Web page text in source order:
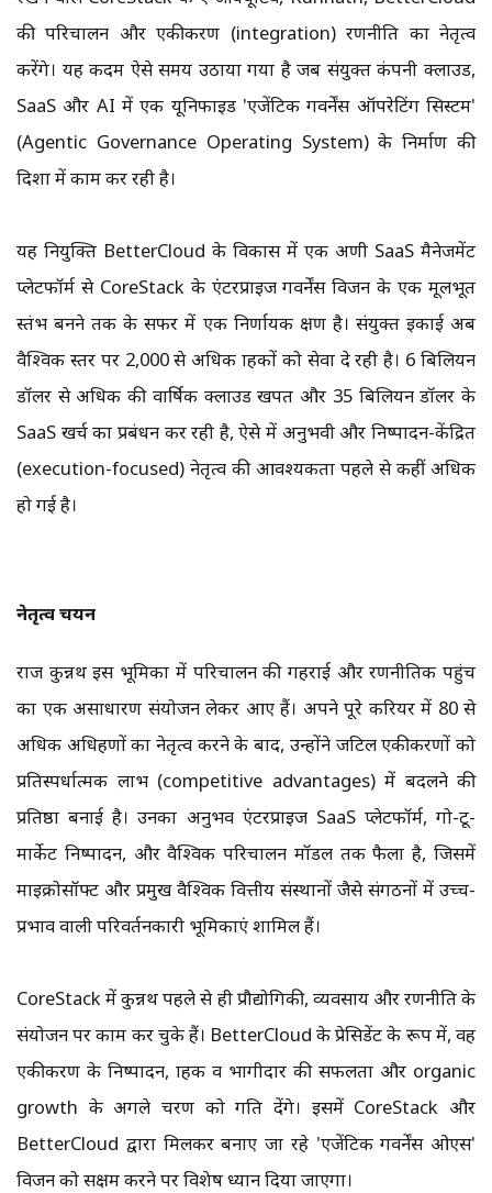
की परिचालन और एकीकरण (integration) रणनीति का नेतृत्व
करेंगे। यह कदम ऐसे समय उठाया गया है जब संयुक्त कंपनी क्लाउड,
SaaS और AI में एक यूनिफाइड 'एजेंटिक गवर्नेंस ऑपरेटिंग सिस्टम'
(Agentic Governance Operating System) के निर्माण की
दिशा में काम कर रही है।
यह नियुक्ति BetterCloud के विकास में एक अग्रणी SaaS मैनेजमेंट
प्लेटफॉर्म से CoreStack के एंटरप्राइज गवर्नेंस विजन के एक मूलभूत
स्तंभ बनने तक के सफर में एक निर्णायक क्षण है। संयुक्त इकाई अब
वैश्विक स्तर पर 2,000 से अधिक ग्राहकों को सेवा दे रही है। 6 बिलियन
डॉलर से अधिक की वार्षिक क्लाउड खपत और 35 बिलियन डॉलर के
SaaS खर्च का प्रबंधन कर रही है, ऐसे में अनुभवी और निष्पादन-केंद्रित
(execution-focused) नेतृत्व की आवश्यकता पहले से कहीं अधिक
हो गई है।
नेतृत्व चयन
राज कुन्नथ इस भूमिका में परिचालन की गहराई और रणनीतिक पहुंच
का एक असाधारण संयोजन लेकर आए हैं। अपने पूरे करियर में 80 से
अधिक अधिग्रहणों का नेतृत्व करने के बाद, उन्होंने जटिल एकीकरणों को
प्रतिस्पर्धात्मक लाभ (competitive advantages) में बदलने की
प्रतिष्ठा बनाई है। उनका अनुभव एंटरप्राइज SaaS प्लेटफॉर्म, गो-टू-
मार्केट निष्पादन, और वैश्विक परिचालन मॉडल तक फैला है, जिसमें
माइक्रोसॉफ्ट और प्रमुख वैश्विक वित्तीय संस्थानों जैसे संगठनों में उच्च-
प्रभाव वाली परिवर्तनकारी भूमिकाएं शामिल हैं।
CoreStack में कुन्नथ पहले से ही प्रौद्योगिकी, व्यवसाय और रणनीति के
संयोजन पर काम कर चुके हैं। BetterCloud के प्रेसिडेंट के रूप में, वह
एकीकरण के निष्पादन, ग्राहक व भागीदार की सफलता और organic
growth के अगले चरण को गति देंगे। इसमें CoreStack और
BetterCloud द्वारा मिलकर बनाए जा रहे 'एजेंटिक गवर्नेंस ओएस'
विजन को सक्षम करने पर विशेष ध्यान दिया जाएगा।